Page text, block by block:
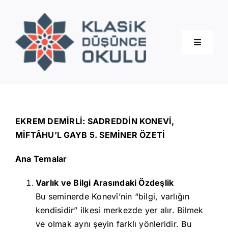
content
Toggle
Eğitimler
İletişim
EKREM DEMİRLİ: SADREDDİN KONEVİ,
MİFTÂHU’L GAYB 5. SEMİNER ÖZETİ
Ana Temalar
Varlık ve Bilgi Arasındaki Özdeşlik
Bu seminerde Konevî’nin “bilgi, varlığın
kendisidir” ilkesi merkezde yer alır. Bilmek
ve olmak aynı şeyin farklı yönleridir. Bu